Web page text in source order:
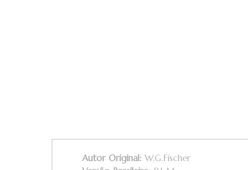
Autor Original: W.G.Fischer